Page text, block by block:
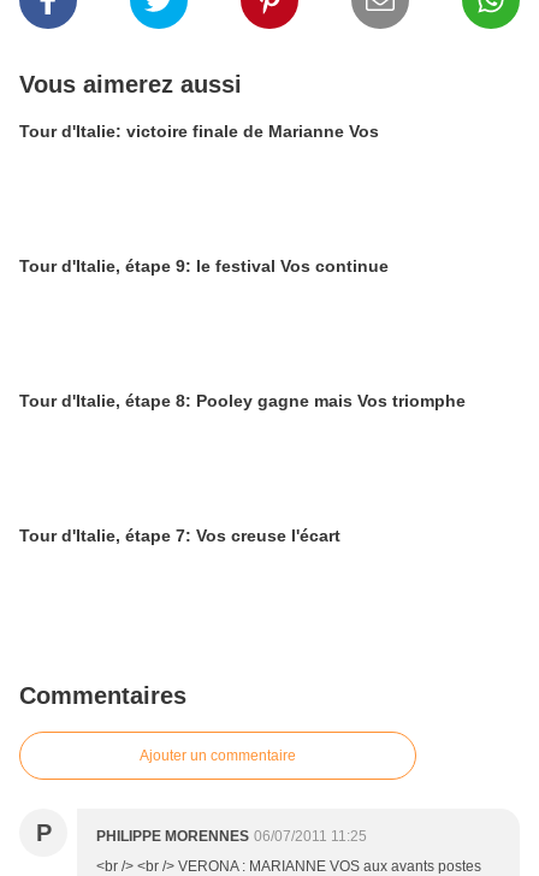
Vous aimerez aussi
Tour d'Italie: victoire finale de Marianne Vos
Tour d'Italie, étape 9: le festival Vos continue
Tour d'Italie, étape 8: Pooley gagne mais Vos triomphe
Tour d'Italie, étape 7: Vos creuse l'écart
Commentaires
Ajouter un commentaire
P PHILIPPE MORENNES 06/07/2011 11:25
<br /> <br /> VERONA : MARIANNE VOS aux avants postes